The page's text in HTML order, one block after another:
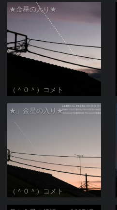
★金星の入り★
（＾０＾）コメト
★」金星の入り★
（＾０＾）コメト